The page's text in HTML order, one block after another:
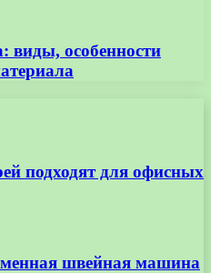
виды, особенности
подходят для офисных
швейная машина